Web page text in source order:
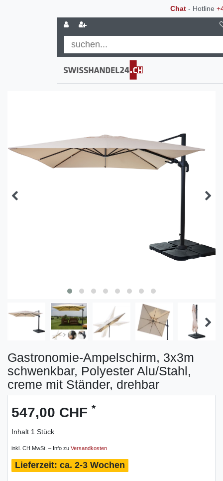
Chat- Hotline
Gastronomie-Ampelschirm, 3x3m
schwenkbar, Polyester Alu/Stahl,
creme mit Ständer, drehbar
547,00 CHF *
Inhalt 1 Stück
inkl. CH MwSt. – Info zu Versandkosten
ca. 2-3 Wochen